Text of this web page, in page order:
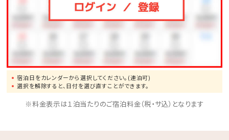
◆馬遊び
ヨナグニウマと触れ合えるプログラムをご用意しており
◆その他、館内施設の最新の営業詳細については、ホテ
ル公式ホームページをご確認ください。
宿泊日をカレンダーから選択してください。(連泊可)
選択を解除すると、日付を選び直すことができます。
※料金表示は１泊当たりのご宿泊料金（税・サ込）となります